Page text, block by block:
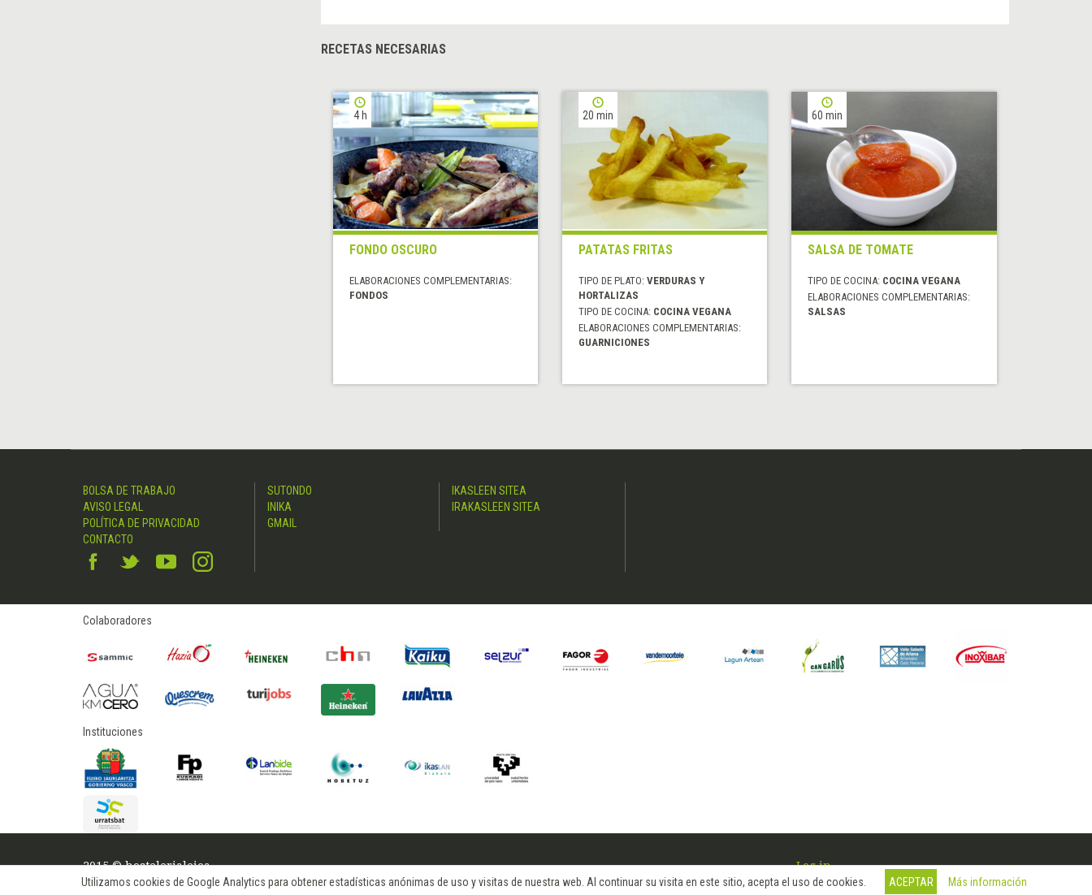
Utilizamos cookies de Google Analytics para obtener estadísticas anónimas de uso y visitas de nuestra web. Al continuar su visita en este sitio, acepta el uso de cookies. ACEPTAR Más información
RECETAS NECESARIAS
4 h
FONDO OSCURO
ELABORACIONES COMPLEMENTARIAS:
FONDOS
20 min
PATATAS FRITAS
TIPO DE PLATO: VERDURAS Y
HORTALIZAS
TIPO DE COCINA: COCINA VEGANA
ELABORACIONES COMPLEMENTARIAS:
GUARNICIONES
60 min
SALSA DE TOMATE
TIPO DE COCINA: COCINA VEGANA
ELABORACIONES COMPLEMENTARIAS:
SALSAS
BOLSA DE TRABAJO
AVISO LEGAL
POLÍTICA DE PRIVACIDAD
CONTACTO
SUTONDO
INIKA
GMAIL
IKASLEEN SITEA
IRAKASLEEN SITEA
Colaboradores
Instituciones
2015 © hostelerialeioa Log in